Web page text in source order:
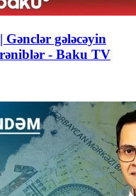
Gənclər gələcəyin
- Baku TV